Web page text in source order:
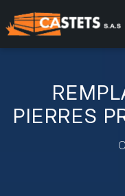
PIERRES